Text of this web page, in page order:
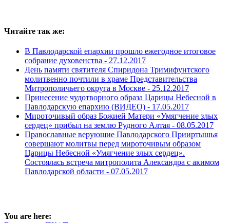
Читайте так же:
В Павлодарской епархии прошло ежегодное итоговое
собрание духовенства - 27.12.2017
День памяти святителя Спиридона Тримифунтского
молитвенно почтили в храме Представительства
Митрополичьего округа в Москве - 25.12.2017
Принесение чудотворного образа Царицы Небесной в
Павлодарскую епархию (ВИДЕО) - 17.05.2017
Мироточивый образ Божией Матери «Умягчение злых
сердец» прибыл на землю Рудного Алтая - 08.05.2017
Православные верующие Павлодарского Прииртышья
совершают молитвы перед мироточивым образом
Царицы Небесной «Умягчение злых сердец».
Состоялась встреча митрополита Александра с акимом
Павлодарской области - 07.05.2017
You are here: